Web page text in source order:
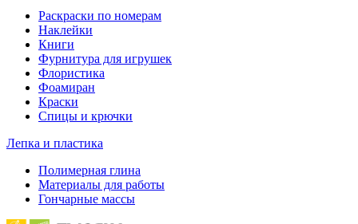
Раскраски по номерам
Наклейки
Книги
Фурнитура для игрушек
Флористика
Фоамиран
Краски
Спицы и крючки
Лепка и пластика
Полимерная глина
Материалы для работы
Гончарные массы